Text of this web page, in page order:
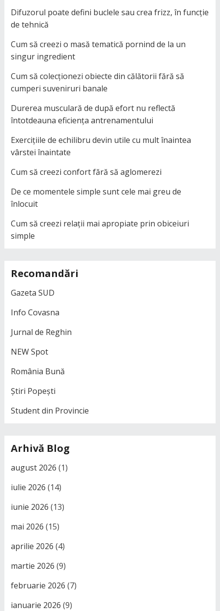
Difuzorul poate defini buclele sau crea frizz, în funcție
de tehnică
Cum să creezi o masă tematică pornind de la un
singur ingredient
Cum să colecționezi obiecte din călătorii fără să
cumperi suveniruri banale
Durerea musculară de după efort nu reflectă
întotdeauna eficiența antrenamentului
Exercițiile de echilibru devin utile cu mult înaintea
vârstei înaintate
Cum să creezi confort fără să aglomerezi
De ce momentele simple sunt cele mai greu de
înlocuit
Cum să creezi relații mai apropiate prin obiceiuri
simple
Recomandări
Gazeta SUD
Info Covasna
Jurnal de Reghin
NEW Spot
România Bună
Știri Popești
Student din Provincie
Arhivă Blog
august 2026 (1)
iulie 2026 (14)
iunie 2026 (13)
mai 2026 (15)
aprilie 2026 (4)
martie 2026 (9)
februarie 2026 (7)
ianuarie 2026 (9)